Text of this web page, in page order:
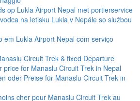
op Lukla Airport Nepal met portierservice
na letisku Lukla v Nepále so službou
em Lukla Airport Nepal com serviço
Circuit Trek & fixed Departure
price for Manaslu Circuit Trek in Nepal
oder Preise für Manaslu Circuit Trek in
cher pour Manaslu Circuit Trek au